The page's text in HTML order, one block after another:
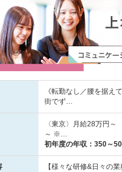
《転勤なし／腰を据え
街でず…
〈東京〉月給28万円
～ ※…
初年度の年収： 350～
【様々な研修&日々の